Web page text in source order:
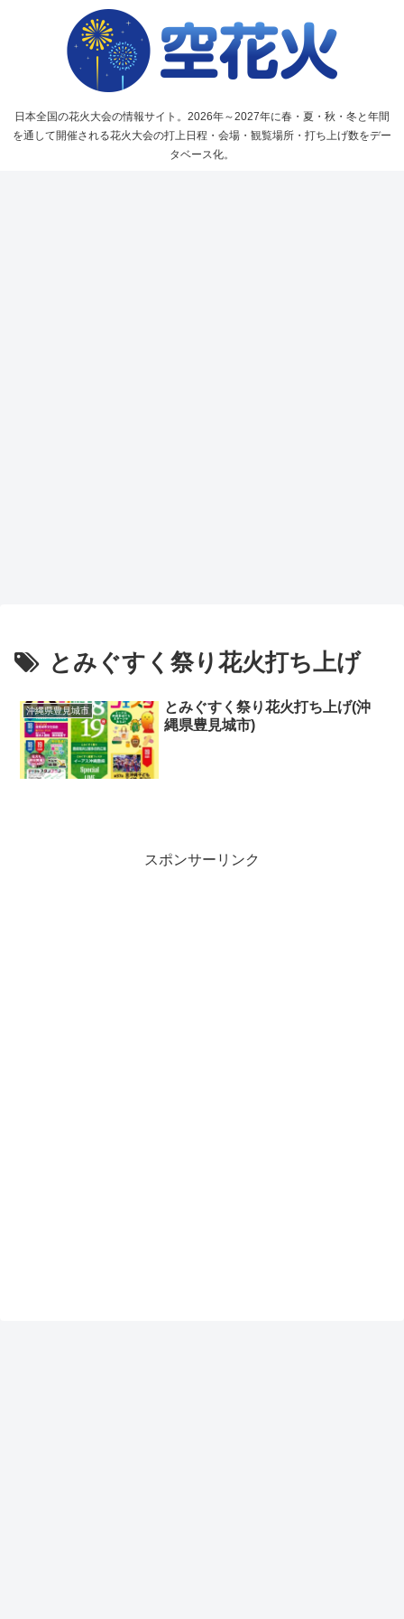
日本全国の花火大会の情報サイト。2026年～2027年に春・夏・秋・冬と年間
を通して開催される花火大会の打上日程・会場・観覧場所・打ち上げ数をデー
タベース化。
とみぐすく祭り花火打ち上げ
沖縄県豊見城市
とみぐすく祭り花火打ち上げ(沖
縄県豊見城市)
スポンサーリンク